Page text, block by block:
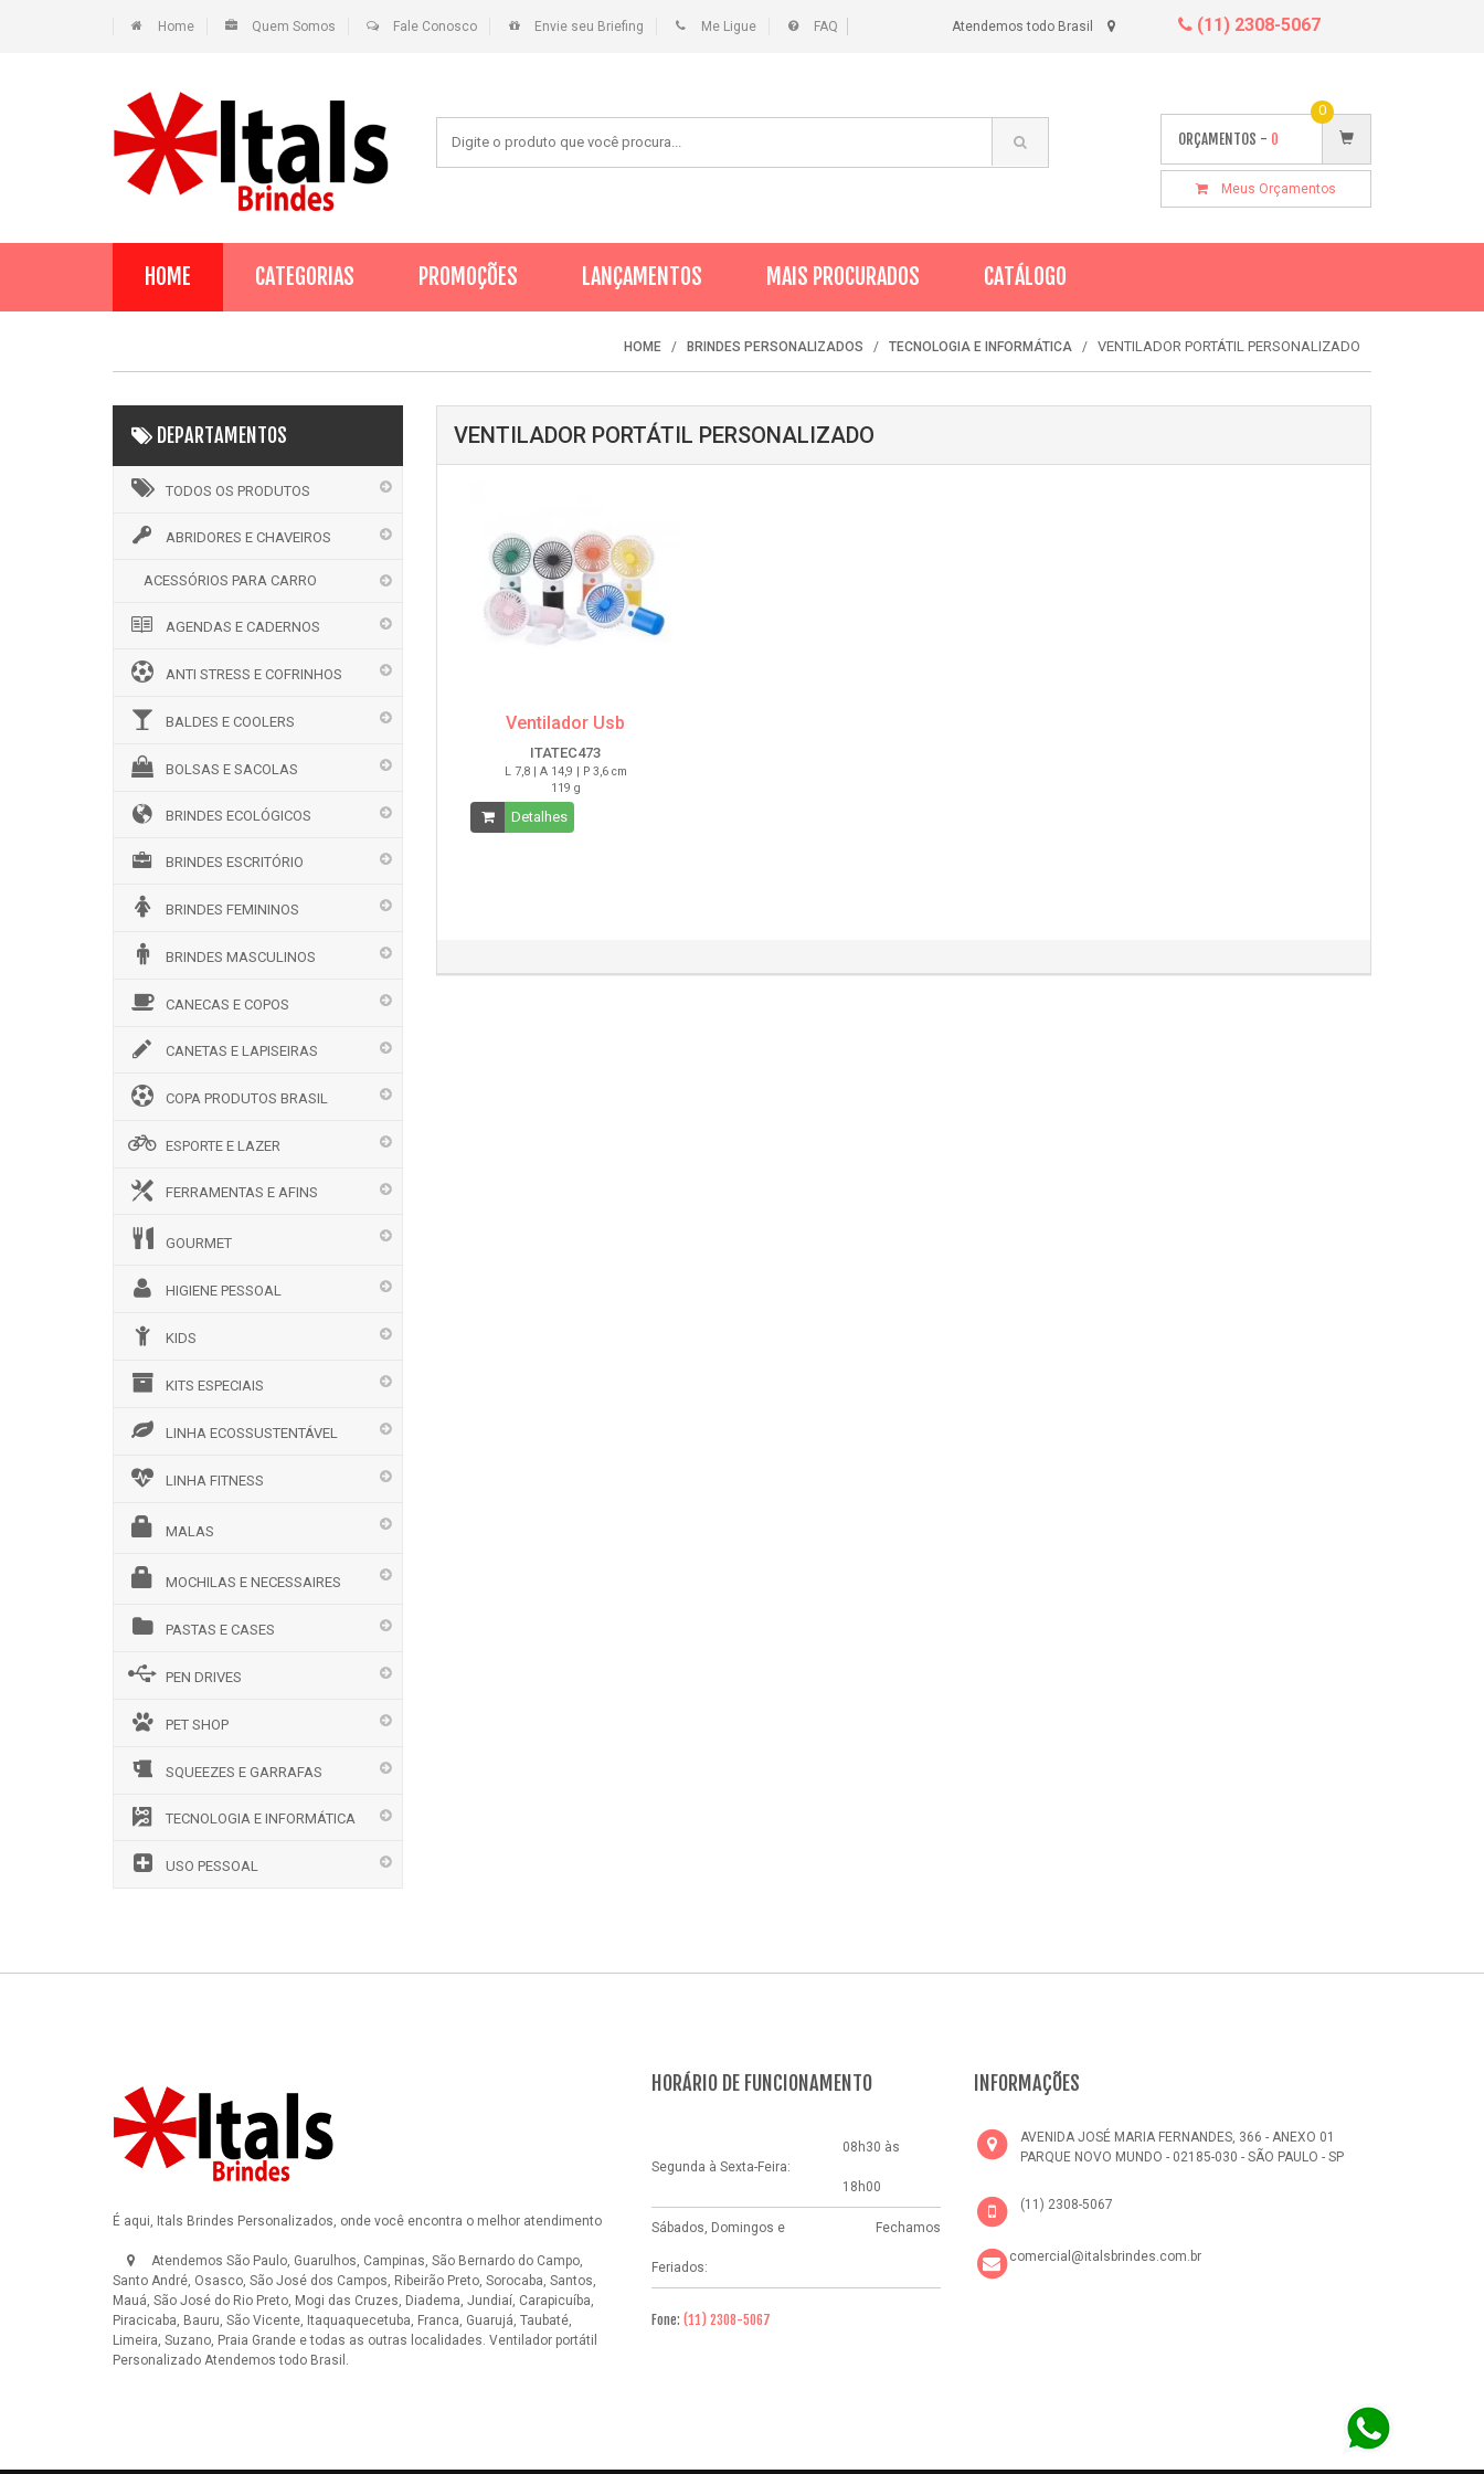
Home Quem Somos Fale Conosco Envie seu Briefing Me Ligue FAQ Atendemos todo Brasil (11) 2308-5067
ORÇAMENTOS - 0
0
Meus Orçamentos
HOME CATEGORIAS PROMOÇÕES LANÇAMENTOS MAIS PROCURADOS CATÁLOGO
HOME BRINDES PERSONALIZADOS TECNOLOGIA E INFORMÁTICA VENTILADOR PORTÁTIL PERSONALIZADO
DEPARTAMENTOS
TODOS OS PRODUTOS
ABRIDORES E CHAVEIROS
ACESSÓRIOS PARA CARRO
AGENDAS E CADERNOS
ANTI STRESS E COFRINHOS
BALDES E COOLERS
BOLSAS E SACOLAS
BRINDES ECOLÓGICOS
BRINDES ESCRITÓRIO
BRINDES FEMININOS
BRINDES MASCULINOS
CANECAS E COPOS
CANETAS E LAPISEIRAS
COPA PRODUTOS BRASIL
ESPORTE E LAZER
FERRAMENTAS E AFINS
GOURMET
HIGIENE PESSOAL
KIDS
KITS ESPECIAIS
LINHA ECOSSUSTENTÁVEL
LINHA FITNESS
MALAS
MOCHILAS E NECESSAIRES
PASTAS E CASES
PEN DRIVES
PET SHOP
SQUEEZES E GARRAFAS
TECNOLOGIA E INFORMÁTICA
USO PESSOAL
VENTILADOR PORTÁTIL PERSONALIZADO
Ventilador Usb
ITATEC473
L 7,8 | A 14,9 | P 3,6 cm
119 g
Detalhes
É aqui, Itals Brindes Personalizados, onde você encontra o melhor atendimento
Atendemos São Paulo, Guarulhos, Campinas, São Bernardo do Campo,
Santo André, Osasco, São José dos Campos, Ribeirão Preto, Sorocaba, Santos,
Mauá, São José do Rio Preto, Mogi das Cruzes, Diadema, Jundiaí, Carapicuíba,
Piracicaba, Bauru, São Vicente, Itaquaquecetuba, Franca, Guarujá, Taubaté,
Limeira, Suzano, Praia Grande e todas as outras localidades. Ventilador portátil
Personalizado Atendemos todo Brasil.
HORÁRIO DE FUNCIONAMENTO
Segunda à Sexta-Feira:
08h30 às
18h00
Sábados, Domingos e
Feriados:
Fechamos
Fone: (11) 2308-5067
INFORMAÇÕES
AVENIDA JOSÉ MARIA FERNANDES, 366 - ANEXO 01
PARQUE NOVO MUNDO - 02185-030 - SÃO PAULO - SP
(11) 2308-5067
comercial@italsbrindes.com.br